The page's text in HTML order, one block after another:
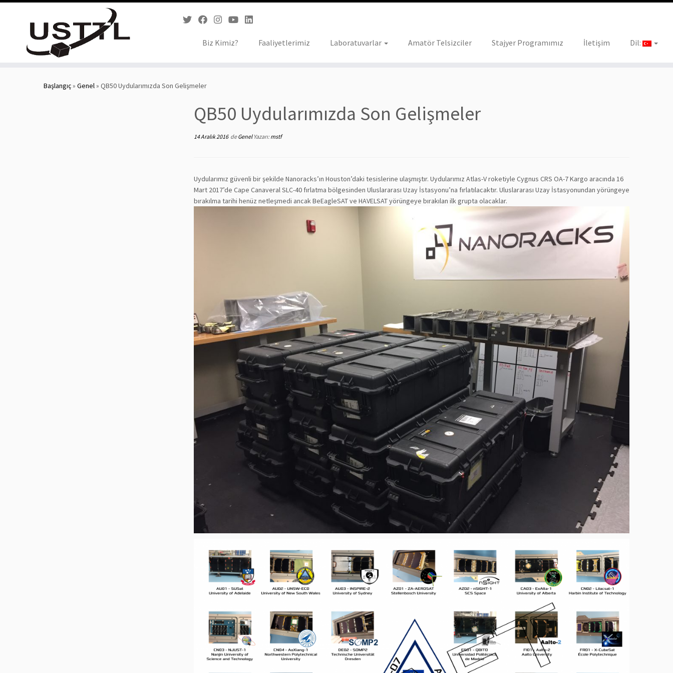
Biz Kimiz? Faaliyetlerimiz Laboratuvarlar Amatör Telsizciler Stajyer Programımız İletişim Dil:
Başlangıç» Genel» QB50 Uydularımızda Son Gelişmeler
QB50 Uydularımızda Son Gelişmeler
14 Aralık 2016deGenel Yazarı:mstf
Uydularımız güvenli bir şekilde Nanoracks’ın Houston’daki tesislerine ulaşmıştır. Uydularımız Atlas-V roketiyle Cygnus CRS OA-7 Kargo aracında 16
Mart 2017’de Cape Canaveral SLC-40 fırlatma bölgesinden Uluslararası Uzay İstasyonu’na fırlatılacaktır. Uluslararası Uzay İstasyonundan yörüngeye
bırakılma tarihi henüz netleşmedi ancak BeEagleSAT ve HAVELSAT yörüngeye bırakılan ilk grupta olacaklar.